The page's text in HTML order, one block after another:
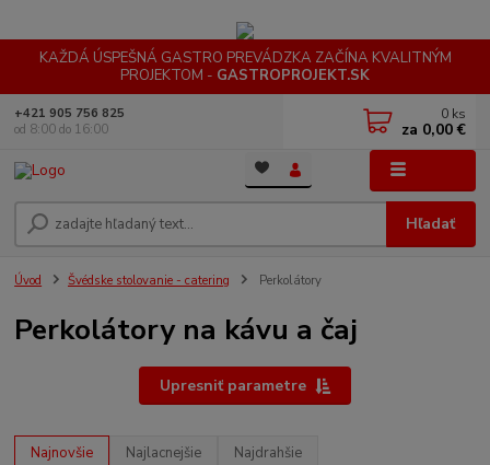
KAŽDÁ ÚSPEŠNÁ GASTRO PREVÁDZKA ZAČÍNA KVALITNÝM
PROJEKTOM - GASTROPROJEKT.SK
Hľadať
+421 905 756 825
od 8:00 do 16:00
0 ks
za 0,00 €
Úvod Švédske stolovanie - catering Perkolátory
Perkolátory na kávu a čaj
Upresniť parametre
Najnovšie Najlacnejšie Najdrahšie